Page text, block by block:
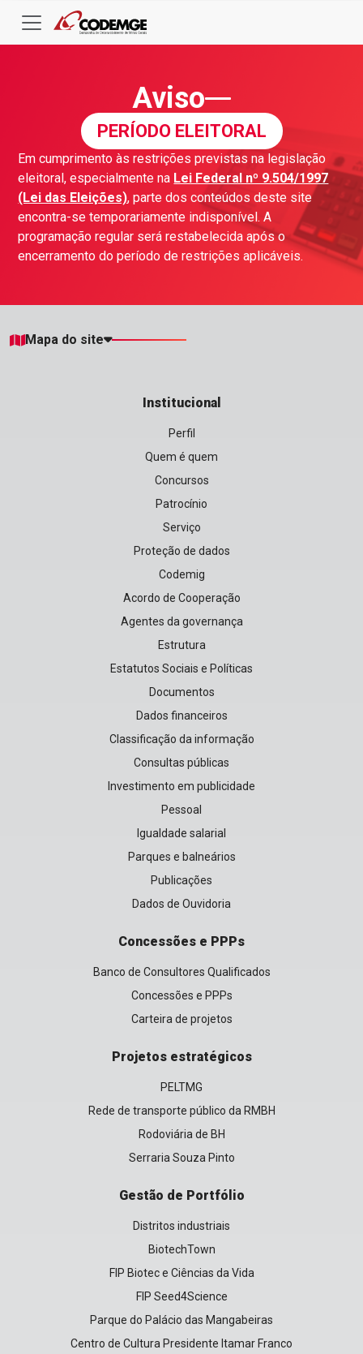
Aviso
PERÍODO ELEITORAL
Em cumprimento às restrições previstas na legislação
eleitoral, especialmente na Lei Federal nº 9.504/1997
(Lei das Eleições), parte dos conteúdos deste site
encontra-se temporariamente indisponível. A
programação regular será restabelecida após o
encerramento do período de restrições aplicáveis.
Mapa do site
Institucional
Perfil
Quem é quem
Concursos
Patrocínio
Serviço
Proteção de dados
Codemig
Acordo de Cooperação
Agentes da governança
Estrutura
Estatutos Sociais e Políticas
Documentos
Dados financeiros
Classificação da informação
Consultas públicas
Investimento em publicidade
Pessoal
Igualdade salarial
Parques e balneários
Publicações
Dados de Ouvidoria
Concessões e PPPs
Banco de Consultores Qualificados
Concessões e PPPs
Carteira de projetos
Projetos estratégicos
PELTMG
Rede de transporte público da RMBH
Rodoviária de BH
Serraria Souza Pinto
Gestão de Portfólio
Distritos industriais
BiotechTown
FIP Biotec e Ciências da Vida
FIP Seed4Science
Parque do Palácio das Mangabeiras
Centro de Cultura Presidente Itamar Franco